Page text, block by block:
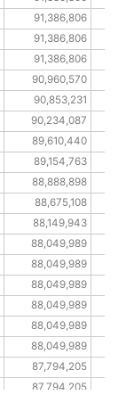
91,386,806
91,386,806
91,386,806
90,960,570
90,853,231
90,234,087
89,610,440
89,154,763
88,888,898
88,675,108
88,149,943
88,049,989
88,049,989
88,049,989
88,049,989
88,049,989
88,049,989
87,794,205
87,794,205